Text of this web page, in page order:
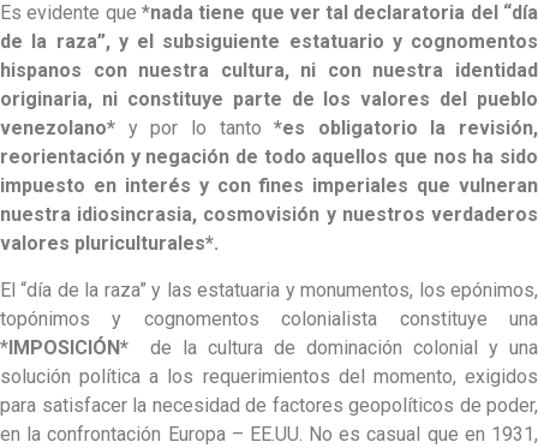
Es evidente que *nada tiene que ver tal declaratoria del “día
de la raza”, y el subsiguiente estatuario y cognomentos
hispanos con nuestra cultura, ni con nuestra identidad
originaria, ni constituye parte de los valores del pueblo
venezolano* y por lo tanto *es obligatorio la revisión,
reorientación y negación de todo aquellos que nos ha sido
impuesto en interés y con fines imperiales que vulneran
nuestra idiosincrasia, cosmovisión y nuestros verdaderos
valores pluriculturales*.
El “día de la raza” y las estatuaria y monumentos, los epónimos,
topónimos y cognomentos colonialista constituye una
*IMPOSICIÓN* de la cultura de dominación colonial y una
solución política a los requerimientos del momento, exigidos
para satisfacer la necesidad de factores geopolíticos de poder,
en la confrontación Europa – EE.UU. No es casual que en 1931,